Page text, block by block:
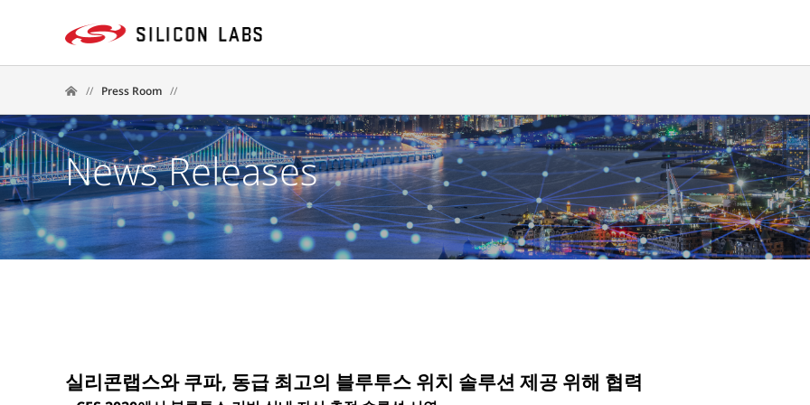
// Press Room //
News Releases
실리콘랩스와 쿠파, 동급 최고의 블루투스 위치 솔루션 제공 위해 협력